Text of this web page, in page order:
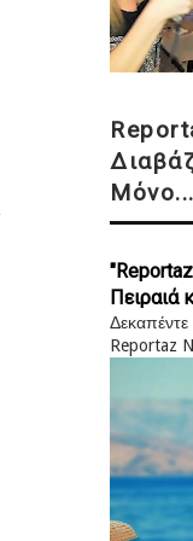
Μόνο...
Πειραιά
Reportaz